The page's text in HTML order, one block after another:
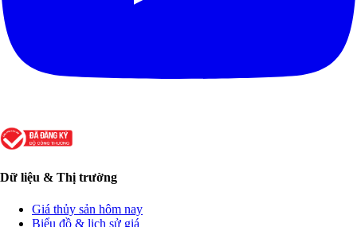
Dữ liệu & Thị trường
Giá thủy sản hôm nay
Biểu đồ & lịch sử giá